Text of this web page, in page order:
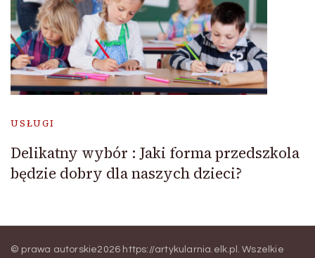
USŁUGI
Delikatny wybór : Jaki forma przedszkola
będzie dobry dla naszych dzieci?
© prawa autorskie2026 https://artykularnia.elk.pl . Wszelkie